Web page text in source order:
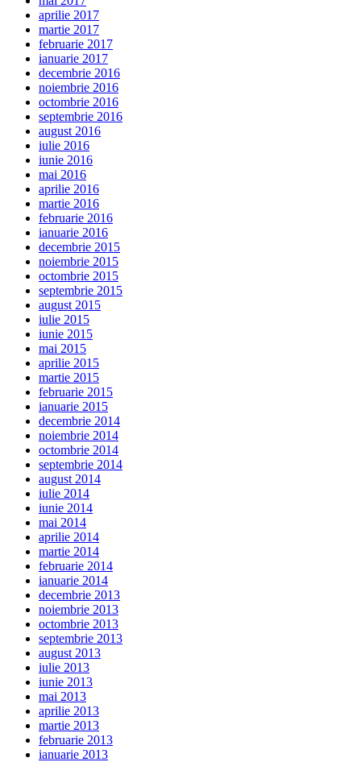
aprilie 2017
martie 2017
februarie 2017
ianuarie 2017
decembrie 2016
noiembrie 2016
octombrie 2016
septembrie 2016
august 2016
iulie 2016
iunie 2016
mai 2016
aprilie 2016
martie 2016
februarie 2016
ianuarie 2016
decembrie 2015
noiembrie 2015
octombrie 2015
septembrie 2015
august 2015
iulie 2015
iunie 2015
mai 2015
aprilie 2015
martie 2015
februarie 2015
ianuarie 2015
decembrie 2014
noiembrie 2014
octombrie 2014
septembrie 2014
august 2014
iulie 2014
iunie 2014
mai 2014
aprilie 2014
martie 2014
februarie 2014
ianuarie 2014
decembrie 2013
noiembrie 2013
octombrie 2013
septembrie 2013
august 2013
iulie 2013
iunie 2013
mai 2013
aprilie 2013
martie 2013
februarie 2013
ianuarie 2013